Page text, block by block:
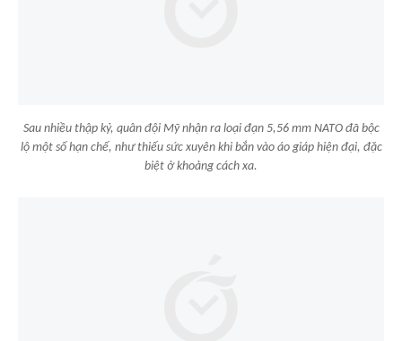
Sau nhiều thập kỷ, quân đội Mỹ nhận ra loại đạn 5,56 mm NATO đã bộc
lộ một số hạn chế, như thiếu sức xuyên khi bắn vào áo giáp hiện đại, đặc
biệt ở khoảng cách xa.